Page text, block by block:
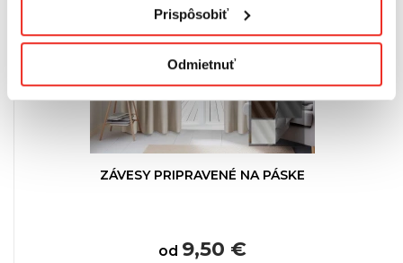
Prispôsobiť
Odmietnuť
ZÁVESY PRIPRAVENÉ NA PÁSKE
od 9,50 €